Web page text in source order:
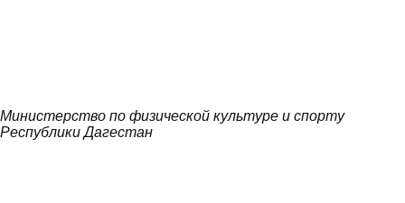
Министерство по физической культуре и спорту
Республики Дагестан